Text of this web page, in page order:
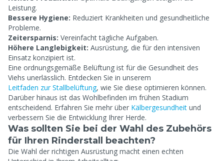
Leistung.
Bessere Hygiene: Reduziert Krankheiten und gesundheitliche
Probleme.
Zeitersparnis: Vereinfacht tägliche Aufgaben.
Höhere Langlebigkeit: Ausrüstung, die für den intensiven
Einsatz konzipiert ist.
Eine ordnungsgemäße Belüftung ist für die Gesundheit des
Viehs unerlässlich. Entdecken Sie in unserem
Leitfaden zur Stallbelüftung, wie Sie diese optimieren können.
Darüber hinaus ist das Wohlbefinden im frühen Stadium
entscheidend. Erfahren Sie mehr über Kälbergesundheit und
verbessern Sie die Entwicklung Ihrer Herde.
Was sollten Sie bei der Wahl des Zubehörs
für Ihren Rinderstall beachten?
Die Wahl der richtigen Ausrüstung macht einen echten